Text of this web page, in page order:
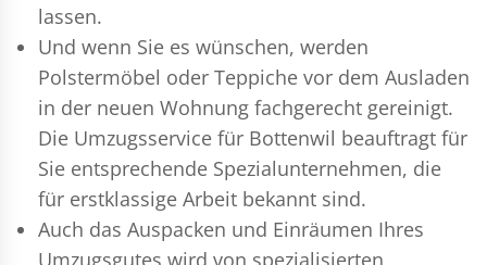
lassen.
Und wenn Sie es wünschen, werden
Polstermöbel oder Teppiche vor dem Ausladen
in der neuen Wohnung fachgerecht gereinigt.
Die Umzugsservice für Bottenwil beauftragt für
Sie entsprechende Spezialunternehmen, die
für erstklassige Arbeit bekannt sind.
Auch das Auspacken und Einräumen Ihres
Umzugsgutes wird von spezialisierten